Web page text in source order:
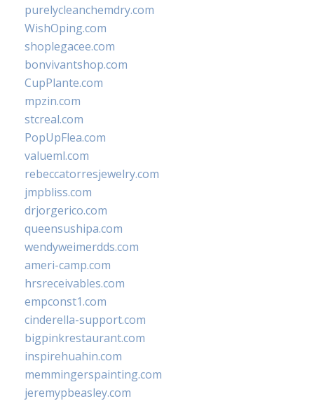
purelycleanchemdry.com
WishOping.com
shoplegacee.com
bonvivantshop.com
CupPlante.com
mpzin.com
stcreal.com
PopUpFlea.com
valueml.com
rebeccatorresjewelry.com
jmpbliss.com
drjorgerico.com
queensushipa.com
wendyweimerdds.com
ameri-camp.com
hrsreceivables.com
empconst1.com
cinderella-support.com
bigpinkrestaurant.com
inspirehuahin.com
memmingerspainting.com
jeremypbeasley.com